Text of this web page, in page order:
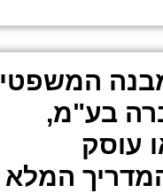
המשפטי
בע"מ,
עוסק
המלא